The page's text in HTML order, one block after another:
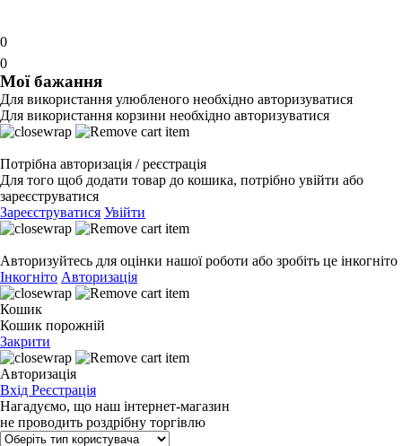
0
0
Мої бажання
Для використання улюбленого необхідно авторизуватися
Для використання корзини необхідно авторизуватися
Потрібна авторизація / реєстрація
Для того щоб додати товар до кошика, потрібно увійти або
зареєструватися
Зареєструватися Увійти
Авторизуйтесь для оцінки нашої роботи або зробіть це інкогніто
Інкогніто Авторизація
Кошик
Кошик порожній
Закрити
Авторизація
Вхід Реєстрація
Нагадуємо, що наш інтернет-магазин
не проводить роздрібну торгівлю